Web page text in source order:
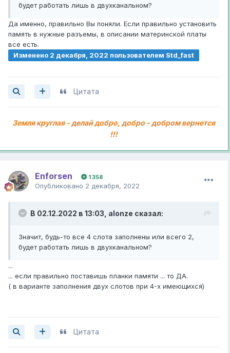
будет работать лишь в двухканальном?
Да именно, правильно Вы поняли. Если правильно установить
память в нужные разъемы, в описании материнской платы
все есть.
Изменено 2 декабря, 2022 пользователем Std_fast
Цитата
Земля круглая - делай добро, добро - добром вернется
!!!
Enforsen 1 358
Опубликовано 2 декабря, 2022
В 02.12.2022 в 13:03, alonze сказал:
Значит, будь-то все 4 слота заполнены или всего 2,
будет работать лишь в двухканальном?
...
... если правильно поставишь планки памяти ... то ДА.
( в варианте заполнения двух слотов при 4-х имеющихся)
Цитата